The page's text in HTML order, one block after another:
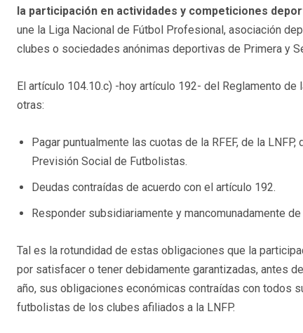
la participación en actividades y competiciones
une la Liga Nacional de Fútbol Profesional, asociación
clubes o sociedades anónimas deportivas de Primera y
El artículo 104.10.c) -hoy artículo 192- del Reglamento
otras:
Pagar puntualmente las cuotas de la RFEF, de la
Previsión Social de Futbolistas.
Deudas contraídas de acuerdo con el artículo 192.
Responder subsidiariamente y mancomunadamente
Tal es la rotundidad de estas obligaciones que la
por satisfacer o tener debidamente garantizadas, antes
año, sus obligaciones económicas contraídas con todos
futbolistas de los clubes afiliados a la LNFP.